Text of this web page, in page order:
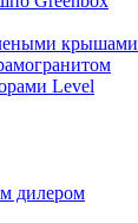
крышами
Level
дилером